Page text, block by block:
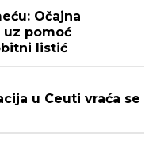
Očajna
pomoć
listić
u Ceuti vraća se